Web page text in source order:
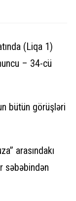
(Liqa 1)
– 34-cü
bütün görüşləri
arasındakı
səbəbindən